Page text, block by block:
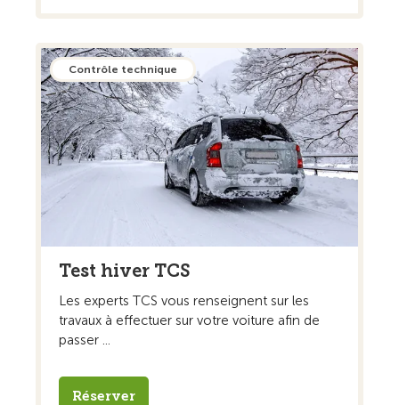
Contrôle technique
Test hiver TCS
Les experts TCS vous renseignent sur les
travaux à effectuer sur votre voiture afin de
passer ...
Réserver